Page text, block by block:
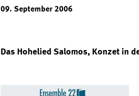
09. September 2006
Das Hohelied Salomos, Konzet in